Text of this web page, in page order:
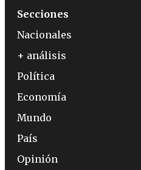
Secciones
Nacionales
+ análisis
Política
Economía
Mundo
País
Opinión